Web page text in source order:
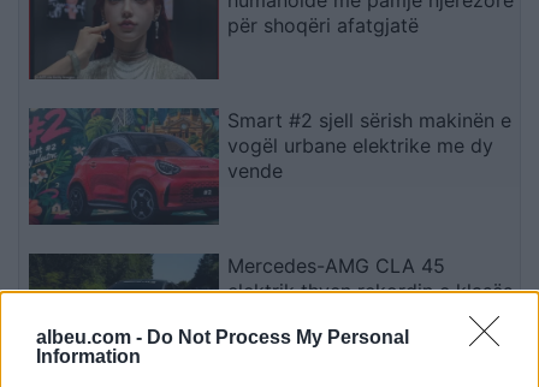
albeu.com - Do Not Process My Personal
Information
për shoqëri afatgjatë
Smart #2 sjell sërish makinën e
vogël urbane elektrike me dy
vende
Mercedes-AMG CLA 45
elektrik thyen rekordin e klasës